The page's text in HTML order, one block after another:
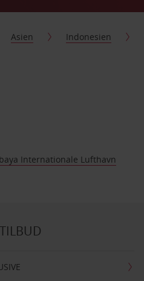
Asien Indonesien
Internationale Lufthavn